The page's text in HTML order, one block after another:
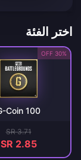
اختر الفئة
30% OFF
100 G-Coin
SR 3.71
SR 2.85